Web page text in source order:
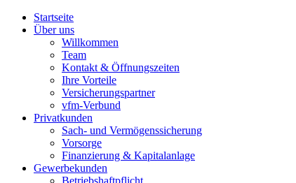
Startseite
Über uns
Willkommen
Team
Kontakt & Öffnungszeiten
Ihre Vorteile
Versicherungspartner
vfm-Verbund
Privatkunden
Sach- und Vermögenssicherung
Vorsorge
Finanzierung & Kapitalanlage
Gewerbekunden
Betriebshaftpflicht